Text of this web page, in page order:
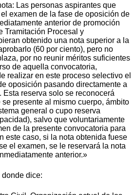
Las personas aspirantes que
examen de la fase de oposición de
anterior de promoción
Tramitación Procesal y
obtenido una nota superior a la
(60 por ciento), pero no
por no reunir méritos suficientes
de aquella convocatoria,
realizar en este proceso selectivo el
oposición pasando directamente a
Esta reserva solo se reconocerá
presente al mismo cuerpo, ámbito
general o cupo reserva
salvo que voluntariamente
de la presente convocatoria para
este caso, si la nota obtenida fuese
el examen, se le reservará la nota
anterior.»
dice: